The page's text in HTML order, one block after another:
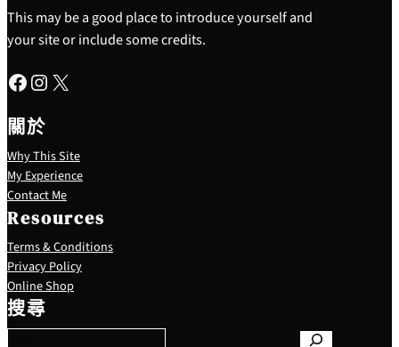
This may be a good place to introduce yourself and
your site or include some credits.
Facebook Instagram X
關於
Why This Site
My Experience
Contact Me
Resources
Terms & Conditions
Privacy Policy
Online Shop
搜尋
S
e
a